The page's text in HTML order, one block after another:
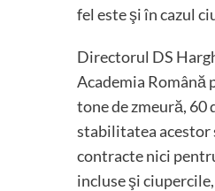
fel este şi în cazul
Directorul DS
Academia Română
tone de zmeură, 60
stabilitatea acestor
contracte nici
incluse şi